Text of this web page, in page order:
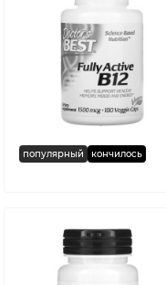
популярный кончилось